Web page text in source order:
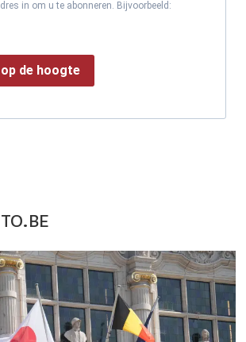
in om u te abonneren. Bijvoorbeeld:
op de hoogte